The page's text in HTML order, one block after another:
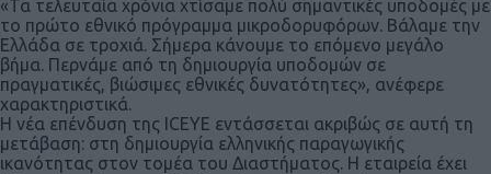
«Τα τελευταία χρόνια χτίσαμε πολύ σημαντικές υποδομές με
το πρώτο εθνικό πρόγραμμα μικροδορυφόρων. Βάλαμε την
Ελλάδα σε τροχιά. Σήμερα κάνουμε το επόμενο μεγάλο
βήμα. Περνάμε από τη δημιουργία υποδομών σε
πραγματικές, βιώσιμες εθνικές δυνατότητες», ανέφερε
χαρακτηριστικά.
Η νέα επένδυση της ICEYE εντάσσεται ακριβώς σε αυτή τη
μετάβαση: στη δημιουργία ελληνικής παραγωγικής
ικανότητας στον τομέα του Διαστήματος. Η εταιρεία έχει